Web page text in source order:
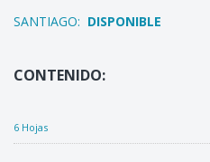
SANTIAGO: DISPONIBLE
CONTENIDO:
6 Hojas